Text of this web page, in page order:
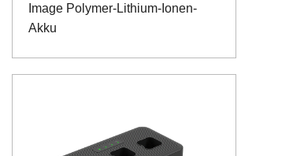
Image Polymer-Lithium-Ionen-
Akku